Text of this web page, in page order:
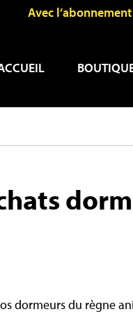
Avec
dormeurs du règne